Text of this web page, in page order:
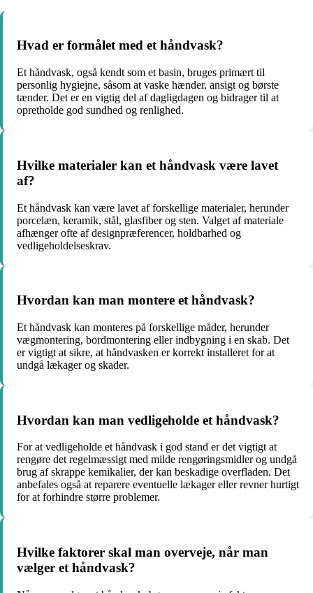
Hvad er formålet med et håndvask?
Et håndvask, også kendt som et basin, bruges primært til
personlig hygiejne, såsom at vaske hænder, ansigt og børste
tænder. Det er en vigtig del af dagligdagen og bidrager til at
opretholde god sundhed og renlighed.
Hvilke materialer kan et håndvask være lavet
af?
Et håndvask kan være lavet af forskellige materialer, herunder
porcelæn, keramik, stål, glasfiber og sten. Valget af materiale
afhænger ofte af designpræferencer, holdbarhed og
vedligeholdelseskrav.
Hvordan kan man montere et håndvask?
Et håndvask kan monteres på forskellige måder, herunder
vægmontering, bordmontering eller indbygning i en skab. Det
er vigtigt at sikre, at håndvasken er korrekt installeret for at
undgå lækager og skader.
Hvordan kan man vedligeholde et håndvask?
For at vedligeholde et håndvask i god stand er det vigtigt at
rengøre det regelmæssigt med milde rengøringsmidler og undgå
brug af skrappe kemikalier, der kan beskadige overfladen. Det
anbefales også at reparere eventuelle lækager eller revner hurtigt
for at forhindre større problemer.
Hvilke faktorer skal man overveje, når man
vælger et håndvask?